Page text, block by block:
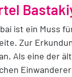
ist ein Muss
Zur
Als eine der